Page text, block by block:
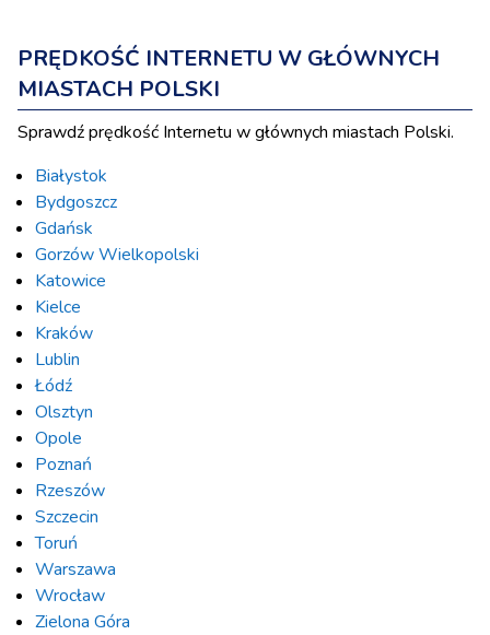
PRĘDKOŚĆ INTERNETU W GŁÓWNYCH
MIASTACH POLSKI
Sprawdź prędkość Internetu w głównych miastach Polski.
Białystok
Bydgoszcz
Gdańsk
Gorzów Wielkopolski
Katowice
Kielce
Kraków
Lublin
Łódź
Olsztyn
Opole
Poznań
Rzeszów
Szczecin
Toruń
Warszawa
Wrocław
Zielona Góra